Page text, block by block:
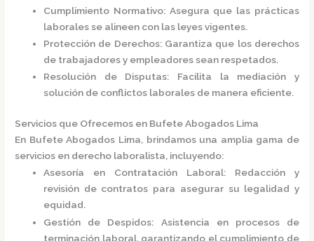
Cumplimiento Normativo: Asegura que las prácticas
laborales se alineen con las leyes vigentes.
Protección de Derechos: Garantiza que los derechos
de trabajadores y empleadores sean respetados.
Resolución de Disputas: Facilita la mediación y
solución de conflictos laborales de manera eficiente.
Servicios que Ofrecemos en Bufete Abogados Lima
En Bufete Abogados Lima, brindamos una amplia gama de
servicios en derecho laboralista, incluyendo:
Asesoría en Contratación Laboral: Redacción y
revisión de contratos para asegurar su legalidad y
equidad.
Gestión de Despidos: Asistencia en procesos de
terminación laboral, garantizando el cumplimiento de